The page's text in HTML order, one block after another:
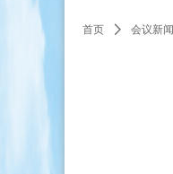
首页 ꄲ 会议新闻